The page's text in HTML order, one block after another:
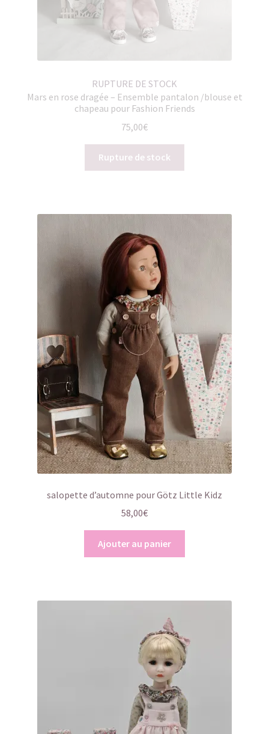
RUPTURE DE STOCK
Mars en rose dragée – Ensemble pantalon /blouse et
chapeau pour Fashion Friends
75,00€
Rupture de stock
salopette d’automne pour Götz Little Kidz
58,00€
Ajouter au panier